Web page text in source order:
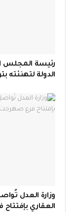
رئيسة المجلس
الدولة لتهنئته
وزارة العدل
العقاري